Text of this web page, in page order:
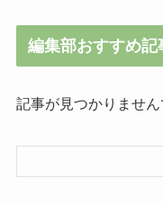
編集部おすすめ記
記事が見つかりません